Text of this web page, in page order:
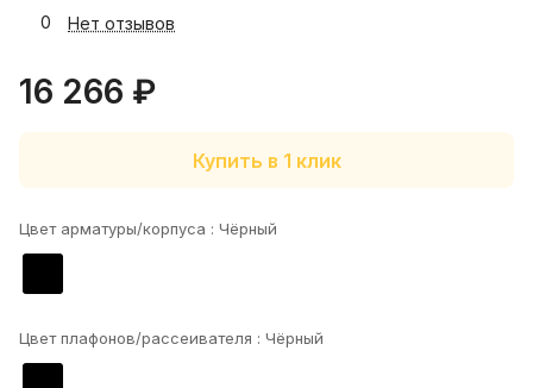
0 Нет отзывов
16 266 ₽
Купить в 1 клик
Цвет арматуры/корпуса : Чёрный
Цвет плафонов/рассеивателя : Чёрный